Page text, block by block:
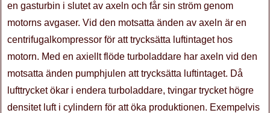
en gasturbin i slutet av axeln och får sin ström genom
motorns avgaser. Vid den motsatta änden av axeln är en
centrifugalkompressor för att trycksätta luftintaget hos
motorn. Med en axiellt flöde turboladdare har axeln vid den
motsatta änden pumphjulen att trycksätta luftintaget. Då
lufttrycket ökar i endera turboladdare, tvingar trycket högre
densitet luft i cylindern för att öka produktionen. Exempelvis